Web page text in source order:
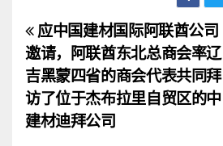
文
章
导
应中国建材国际阿联酋公司
邀请，阿联酋东北总商会率辽
吉黑蒙四省的商会代表共同拜
访了位于杰布拉里自贸区的中
建材迪拜公司